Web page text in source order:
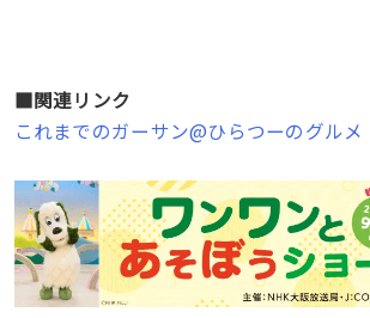
■関連リンク
これまでのガーサン@ひらつーのグルメ